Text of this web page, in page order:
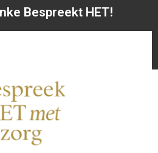
Bespreekt HET!